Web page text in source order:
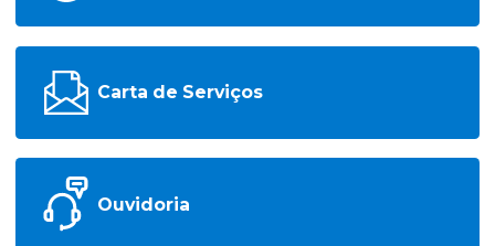
Carta de Serviços
Ouvidoria